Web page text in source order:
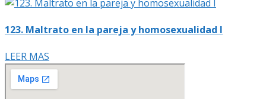
123. Maltrato en la pareja y homosexualidad I
LEER MAS